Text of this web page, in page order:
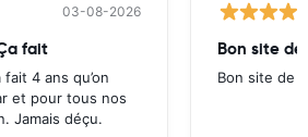
03-08-2026
fait
4 ans qu’on
et pour tous nos
Jamais déçu.
Bon site
Bon site de